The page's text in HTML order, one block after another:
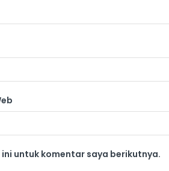
untuk komentar saya berikutnya.